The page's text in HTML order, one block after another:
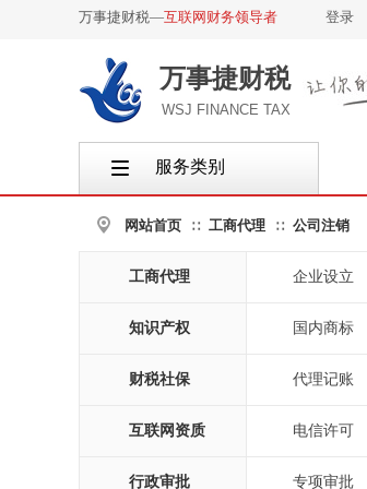
登录
万事捷财税—互联网财务领导者
万事捷财税
WSJ FINANCE TAX
服务类别
按钮文本
网站首页 ∷ 工商代理 ∷ 公司注销
工商代理 企业设立
知识产权 国内商标
财税社保 代理记账
互联网资质 电信许可
行政审批 专项审批